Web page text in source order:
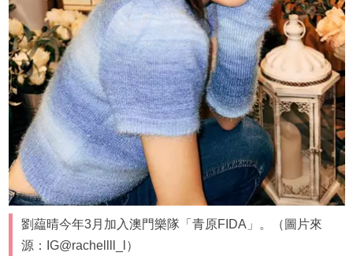
劉藴晴今年3月加入澳門樂隊「青原FIDA」。（圖片來
源：IG@rachellll_l）